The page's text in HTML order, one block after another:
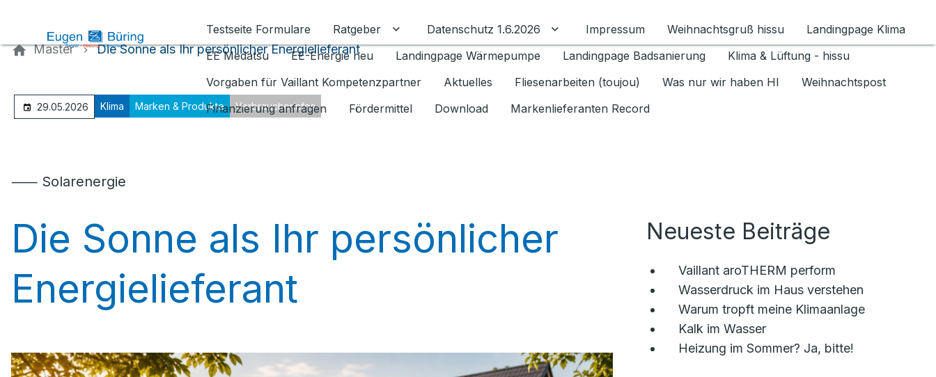
Testseite Formulare
Ratgeber Untermenü für Ratgeber umschalten
Datenschutz 1.6.2026 Untermenü für Datenschutz 1.6.2026 umschalten
Impressum Weihnachtsgruß hissu
Landingpage Klima
EE Medatsu
EE-Energie neu Landingpage Wärmepumpe Landingpage Badsanierung
Klima & Lüftung - hissu
Vorgaben für Vaillant Kompetenzpartner
Aktuelles Fliesenarbeiten (toujou) Was nur wir haben HI
Weihnachtspost
Finanzierung anfragen
Fördermittel Download Markenlieferanten Record
Master Die Sonne als Ihr persönlicher Energielieferant
29.05.2026 Klima Marken & Produkte Verbraucherinfos
⸺ Solarenergie
Die Sonne als Ihr persönlicher
Energielieferant
Neueste Beiträge
Vaillant aroTHERM perform
Wasserdruck im Haus verstehen
Warum tropft meine Klimaanlage
Kalk im Wasser
Heizung im Sommer? Ja, bitte!